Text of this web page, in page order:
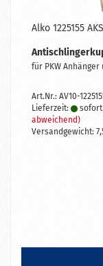
Alko 1225155
für PKW Anhänger
Art.Nr.: AV10-
Lieferzeit:
sofort
abweichend)
Versandgewicht: